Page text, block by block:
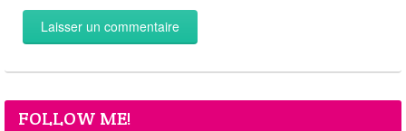
FOLLOW ME!